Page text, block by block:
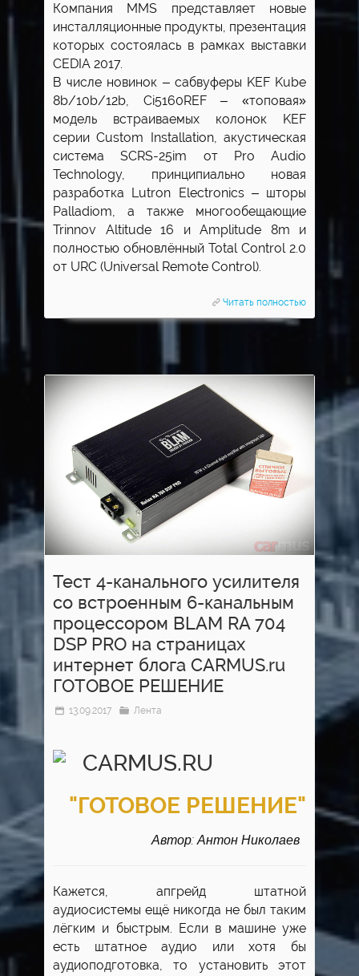
Компания MMS представляет новые
инсталляционные продукты, презентация
которых состоялась в рамках выставки
CEDIA 2017.
В числе новинок – сабвуферы KEF Kube
8b/10b/12b, Ci5160REF – «топовая»
модель встраиваемых колонок KEF
серии Custom Installation, акустическая
система SCRS-25im от Pro Audio
Technology, принципиально новая
разработка Lutron Electronics – шторы
Palladiom, а также многообещающие
Trinnov Altitude 16 и Amplitude 8m и
полностью обновлённый Total Control 2.0
от URC (Universal Remote Control).
Читать полностью
Тест 4-канального усилителя
со встроенным 6-канальным
процессором BLAM RA 704
DSP PRO на страницах
интернет блога CARMUS.ru
ГОТОВОЕ РЕШЕНИЕ
13.09.2017 Лента
"ГОТОВОЕ РЕШЕНИЕ"
Автор: Антон Николаев
Кажется, апгрейд штатной
аудиосистемы ещё никогда не был таким
лёгким и быстрым. Если в машине уже
есть штатное аудио или хотя бы
аудиоподготовка, то установить этот